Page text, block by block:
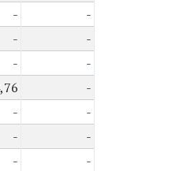
-
-
-
-
-
-
-
-
-
-
-
-
-